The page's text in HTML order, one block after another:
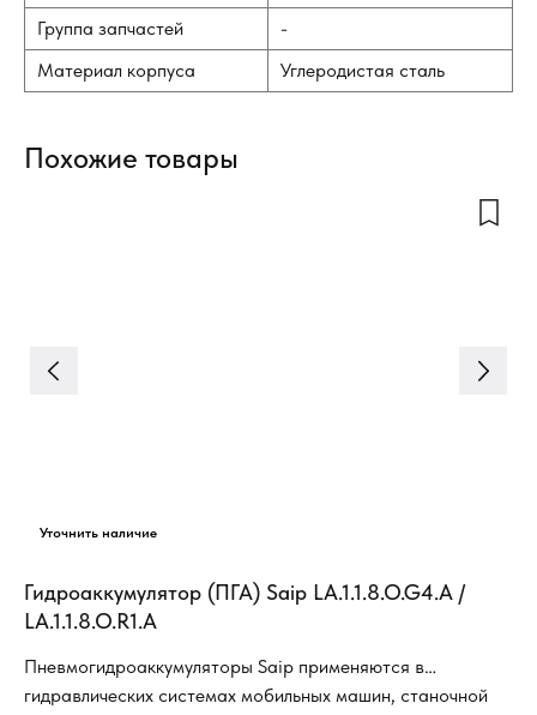
Группа запчастей
-
Материал корпуса
Углеродистая сталь
Похожие товары
Гидроаккумулятор (ПГА) Saip LA.1.1.8.O.G4.A /
LA.1.1.8.O.R1.A
Пневмогидроаккумуляторы Saip применяются в
гидравлических системах мобильных машин, станочной